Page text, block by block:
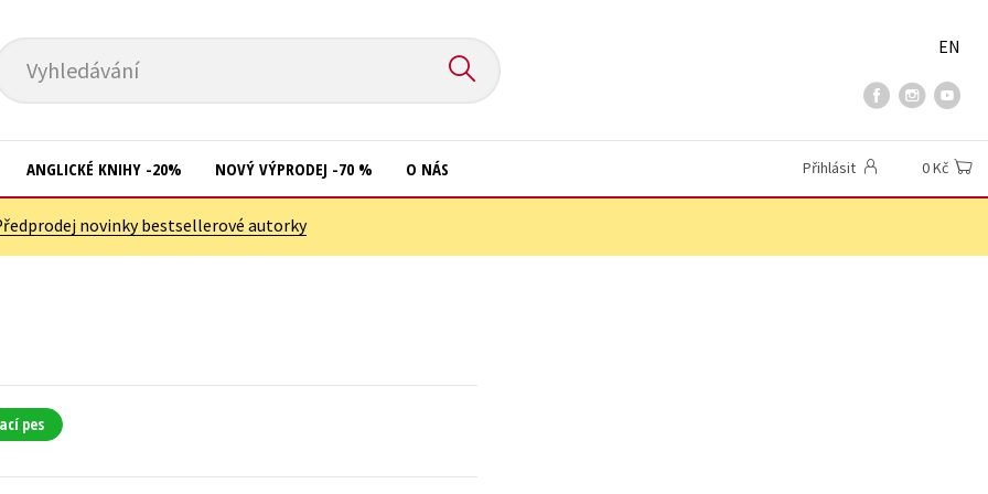
Vyhledávání
EN
ANGLICKÉ KNIHY -20% NOVÝ VÝPRODEJ -70 % O NÁS Přihlásit 0 Kč
novinky bestsellerové autorky
pes